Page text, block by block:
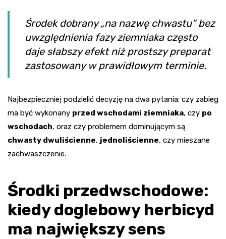
Środek dobrany „na nazwę chwastu” bez
uwzględnienia fazy ziemniaka często
daje słabszy efekt niż prostszy preparat
zastosowany w prawidłowym terminie.
Najbezpieczniej podzielić decyzję na dwa pytania: czy zabieg
ma być wykonany przed wschodami ziemniaka, czy po
wschodach, oraz czy problemem dominującym są
chwasty dwuliścienne, jednoliścienne, czy mieszane
zachwaszczenie.
Środki przedwschodowe:
kiedy doglebowy herbicyd
ma największy sens